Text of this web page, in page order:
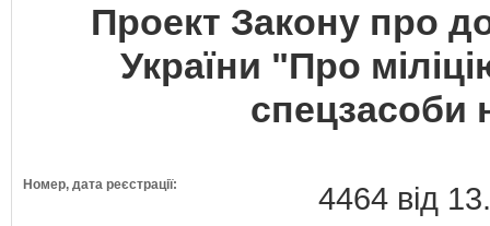
Проект Закону про
України "Про
спецзасоби
Номер, дата реєстрації: 4464 від